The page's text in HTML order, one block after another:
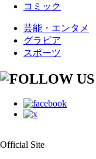
コミック
芸能・エンタメ
グラビア
スポーツ
Official Site